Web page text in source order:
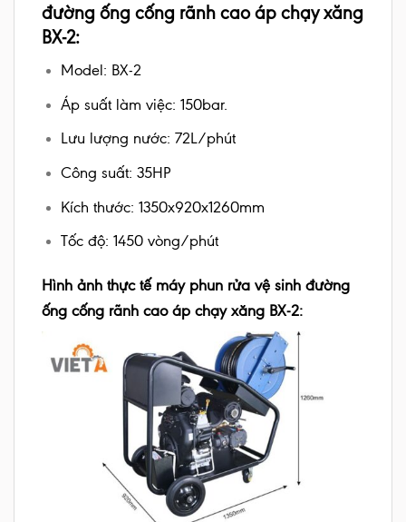
đường ống cống rãnh cao áp chạy xăng
BX-2:
Model: BX-2
Áp suất làm việc: 150bar.
Lưu lượng nước: 72L/phút
Công suất: 35HP
Kích thước: 1350x920x1260mm
Tốc độ: 1450 vòng/phút
Hình ảnh thực tế máy phun rửa vệ sinh đường
ống cống rãnh cao áp chạy xăng BX-2: